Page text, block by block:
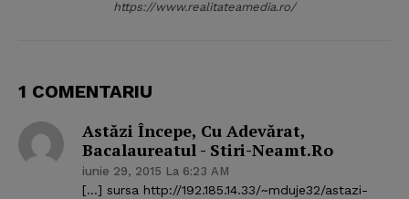
https://www.realitateamedia.ro/
1 COMENTARIU
Astăzi Începe, Cu Adevărat,
Bacalaureatul - Stiri-Neamt.ro
iunie 29, 2015 La 6:23 AM
[…] sursa http://192.185.14.33/~mduje32/astazi-